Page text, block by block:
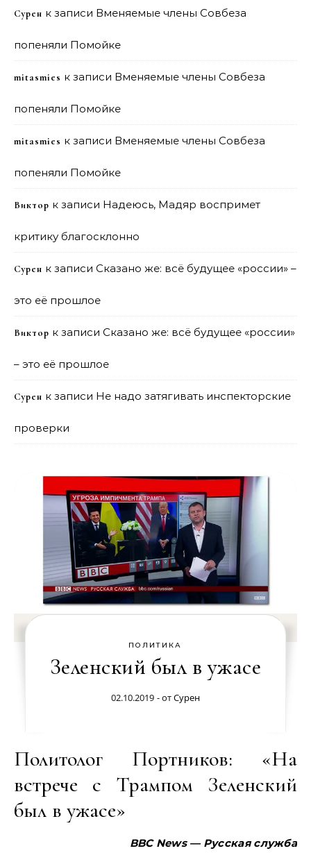
Сурен к записи Вменяемые члены Совбеза
попеняли Помойке
mitasmies к записи Вменяемые члены Совбеза
попеняли Помойке
mitasmies к записи Вменяемые члены Совбеза
попеняли Помойке
Виктор к записи Надеюсь, Мадяр воспримет
критику благосклонно
Сурен к записи Сказано же: всё будущее «россии» –
это её прошлое
Виктор к записи Сказано же: всё будущее «россии»
– это её прошлое
Сурен к записи Не надо затягивать инспекторские
проверки
ПОЛИТИКА
Зеленский был в ужасе
02.10.2019 - отСурен
Политолог Портников: «На
встрече с Трампом Зеленский
был в ужасе»
BBC News — Русская служба